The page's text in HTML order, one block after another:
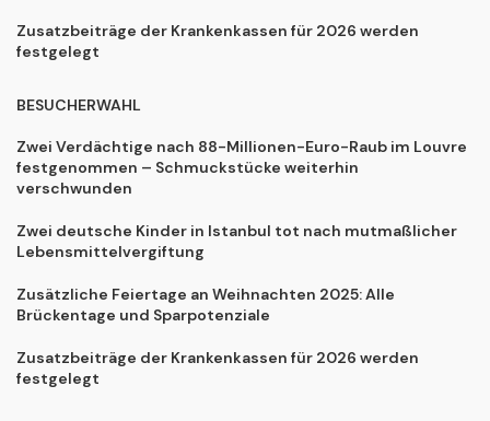
Zusatzbeiträge der Krankenkassen für 2026 werden
festgelegt
BESUCHERWAHL
Zwei Verdächtige nach 88-Millionen-Euro-Raub im Louvre
festgenommen – Schmuckstücke weiterhin
verschwunden
Zwei deutsche Kinder in Istanbul tot nach mutmaßlicher
Lebensmittelvergiftung
Zusätzliche Feiertage an Weihnachten 2025: Alle
Brückentage und Sparpotenziale
Zusatzbeiträge der Krankenkassen für 2026 werden
festgelegt